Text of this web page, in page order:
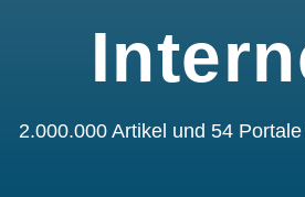
2.000.000 Artikel und 54